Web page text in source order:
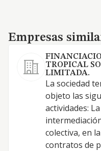
Empresas similares
Empresas
TROPICAL
LIMITADA.
La sociedad
objeto las
actividades: La
colectiva, en
contratos de